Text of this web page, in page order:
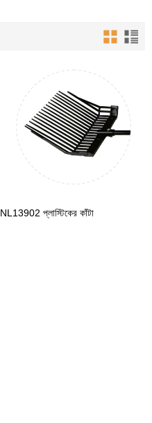
NL13902 প্লাস্টিকের কাঁটা